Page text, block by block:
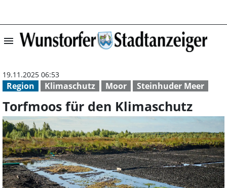
menu Torfmoos für
Region Klimaschutz Moor Steinhuder Meer
19.11.2025 06:53
Torfmoos für den Klimaschutz